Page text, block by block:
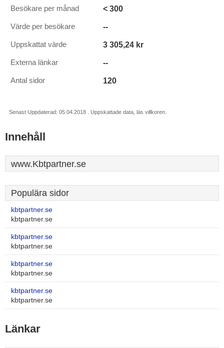
Besökare per månad < 300
Värde per besökare --
Uppskattat värde 3 305,24 kr
Externa länkar --
Antal sidor 120
Senast Uppdaterad: 05.04.2018 . Uppskattade data, läs villkoren.
Innehåll
www.Kbtpartner.se
Populära sidor
kbtpartner.se
kbtpartner.se
kbtpartner.se
kbtpartner.se
kbtpartner.se
kbtpartner.se
kbtpartner.se
kbtpartner.se
Länkar